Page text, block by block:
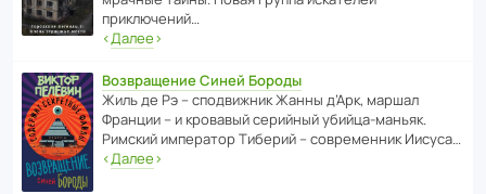
приключений…
‹Далее›
Возвращение Синей Бороды
Жиль де Рэ – спод­ви­жник Жанны д’Арк, маршал
Франции – и кровавый серийный убийца-маньяк.
Римский импе­ратор Тиберий – совре­менник Иисуса…
‹Далее›